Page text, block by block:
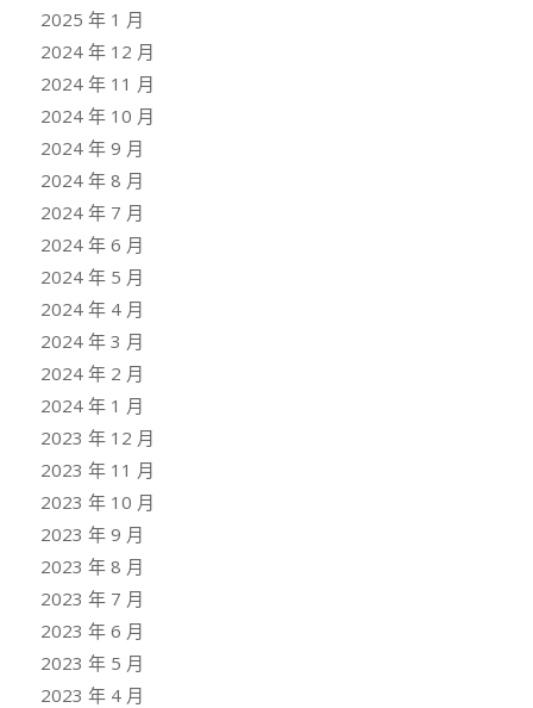
2025 年 1 月
2024 年 12 月
2024 年 11 月
2024 年 10 月
2024 年 9 月
2024 年 8 月
2024 年 7 月
2024 年 6 月
2024 年 5 月
2024 年 4 月
2024 年 3 月
2024 年 2 月
2024 年 1 月
2023 年 12 月
2023 年 11 月
2023 年 10 月
2023 年 9 月
2023 年 8 月
2023 年 7 月
2023 年 6 月
2023 年 5 月
2023 年 4 月